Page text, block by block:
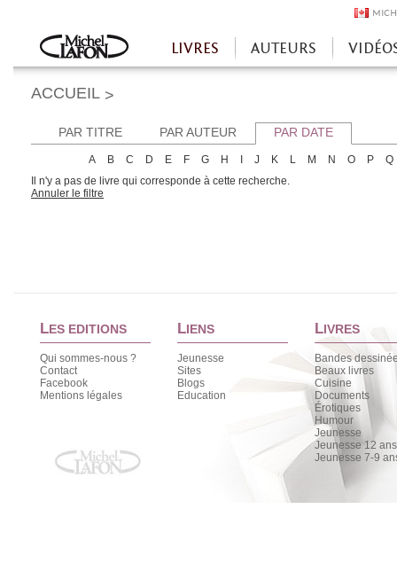
Accueil
LIVRES AUTEURS
ACCUEIL >
PAR TITRE PAR AUTEUR PAR DATE
A B C D E F G H J K L M N O P
Q
Il n'y a pas de livre qui corresponde à cette recherche.
Annuler le filtre
LES EDITIONS
Qui sommes-nous ?
Contact
Facebook
Mentions légales
LIENS
Jeunesse
Sites
Blogs
Education
LIVRES
Bandes
Beaux livres
Cuisine
Documents
Érotiques
Humour
Jeunesse
Jeunesse 12
Jeunesse 7-9